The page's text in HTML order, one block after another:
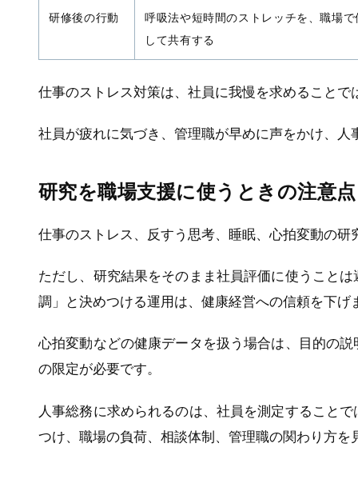
研修後の行動
呼吸法や短時間のストレッチを、職場
して共有する
仕事のストレス対策は、社員に我慢を求めることで
社員が疲れに気づき、管理職が早めに声をかけ、
研究を職場支援に使うときの注意点
仕事のストレス、反すう思考、睡眠、心拍変動の
ただし、研究結果をそのまま社員評価に使うこと
調」と決めつける運用は、健康経営への信頼を下げ
心拍変動などの健康データを扱う場合は、目的の
の限定が必要です。
人事総務に求められるのは、社員を測定すること
つけ、職場の負荷、相談体制、管理職の関わり方を